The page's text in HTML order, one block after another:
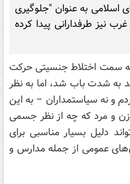
اسلامی به عنوان "جلوگیری
نیز طرفدارانی پیدا کرده
سمت اختلاط جنسیتی حرکت
به شدت باب شد، اما به نظر
و نه سیاستمداران – به این
و مرد که چه از نظر جسمی
دلیل بسیار مناسبی برای
عمومی از جمله مدارس و